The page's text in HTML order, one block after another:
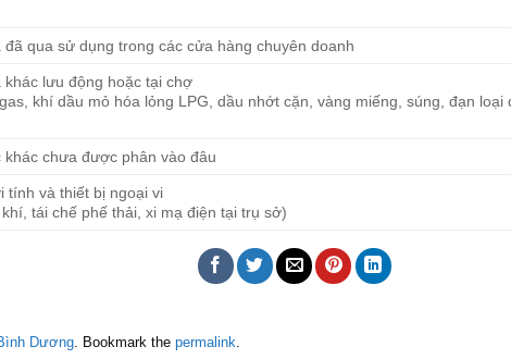
đã qua sử dụng trong các cửa hàng chuyên doanh
khác lưu động hoặc tại chợ
khí dầu mỏ hóa lỏng LPG, dầu nhớt cặn, vàng miếng, súng, đạn loại
khác chưa được phân vào đâu
tính và thiết bị ngoại vi
tái chế phế thải, xi mạ điện tại trụ sở)
Dương . Bookmark the permalink